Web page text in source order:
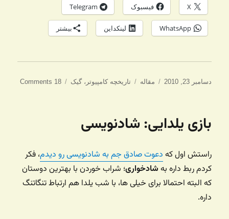
X فیسبوک Telegram
WhatsApp لینکداین بیشتر
ارسال
دسامبر 23, 2010 دسته‌ها
مقاله برچسب‌ها
تاریخچه کامپیوتر ،گیک 18 Comments
بازی یلدایی: شادنویسی
راستش اول که دعوت صادق جم به شادنویسی رو دیدم، فکر
کردم ربط داره به شادخواری؛ شراب خوردن با بهترین دوستان
که البته احتمالا برای خیلی ها، با شب یلدا هم ارتباط تنگاتنگ
داره.